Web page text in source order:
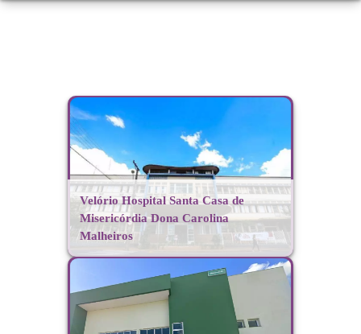
Velório Hospital Santa Casa de
Misericórdia Dona Carolina
Malheiros